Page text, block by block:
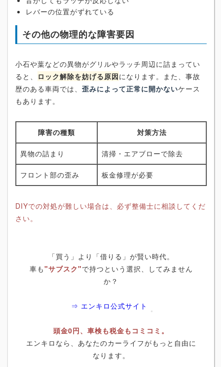
レバーの位置がずれている
その他の物理的な障害要因
小石や葉などの異物がグリルやラッチ周辺に詰まってい
ると、 ロック解除を妨げる原因になります。また、事故
歴のある車両では、 歪みによって正常に開かないケース
もあります。
障害の種類 対策方法
異物の詰まり 清掃・エアブローで除去
フロント部の歪み 板金修理が必要
DIYでの対処が難しい場合は、必ず整備士に相談してくだ
さい。
「買う」より「借りる」が賢い時代。
車も"サブスク"で持つという選択、してみません
か？
⇒ エンキロ公式サイト
頭金0円、車検も税金もコミコミ。
エンキロなら、あなたのカーライフがもっと自由に
なります。